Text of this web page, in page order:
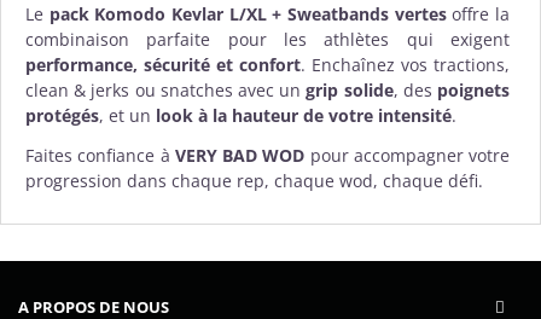
Le pack Komodo Kevlar L/XL + Sweatbands vertesoffre la
combinaison parfaite pour les athlètes qui exigent
performance, sécurité et confort. Enchaînez vos tractions,
clean & jerks ou snatches avec ungrip solide, des poignets
protégés, et un look à la hauteur de votre intensité.
Faites confiance à VERY BAD WOD pour accompagner votre
progression dans chaque rep, chaque wod, chaque défi.
A PROPOS DE NOUS